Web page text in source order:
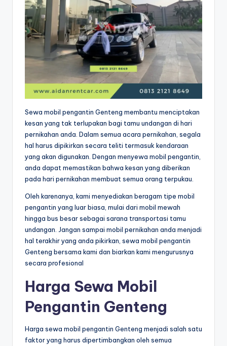
Sewa mobil pengantin Genteng membantu menciptakan
kesan yang tak terlupakan bagi tamu undangan di hari
pernikahan anda. Dalam semua acara pernikahan, segala
hal harus dipikirkan secara teliti termasuk kendaraan
yang akan digunakan. Dengan menyewa mobil pengantin,
anda dapat memastikan bahwa kesan yang diberikan
pada hari pernikahan membuat semua orang terpukau.
Oleh karenanya, kami menyediakan beragam tipe mobil
pengantin yang luar biasa, mulai dari mobil mewah
hingga bus besar sebagai sarana transportasi tamu
undangan. Jangan sampai mobil pernikahan anda menjadi
hal terakhir yang anda pikirkan, sewa mobil pengantin
Genteng bersama kami dan biarkan kami mengurusnya
secara profesional
Harga Sewa Mobil
Pengantin Genteng
Harga sewa mobil pengantin Genteng menjadi salah satu
faktor yang harus dipertimbangkan oleh semua